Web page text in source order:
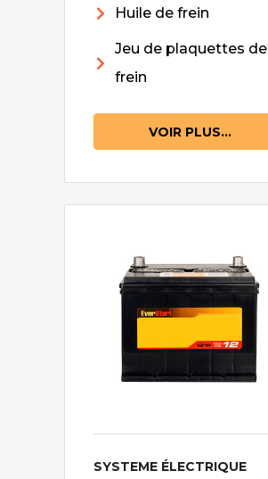
Huile de frein
Jeu de plaquettes de
frein
VOIR PLUS...
SYSTEME ÉLECTRIQUE